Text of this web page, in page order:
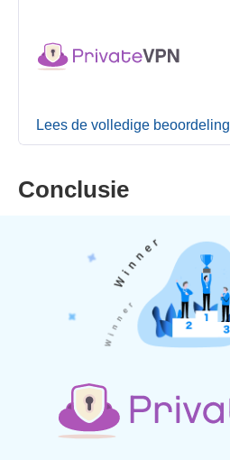
Lees de volledige beoordeling
Conclusie